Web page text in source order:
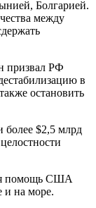
Болгарией.
между
призвал РФ
в
остановить
$2,5 млрд
помощь США
и на море.